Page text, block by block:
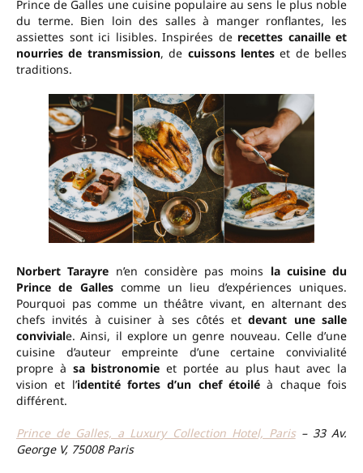
Prince de Galles une cuisine populaire au sens le plus noble
du terme. Bien loin des salles à manger ronflantes, les
assiettes sont ici lisibles. Inspirées de recettes canaille et
nourries de transmission, de cuissons lenteset de belles
traditions.
Norbert Tarayre n’en considère pas moins la cuisine du
Prince de Gallescomme un lieu d’expériences uniques.
Pourquoi pas comme un théâtre vivant, en alternant des
chefs invités à cuisiner à ses côtés etdevant une salle
conviviale. Ainsi, il explore un genre nouveau. Celle d’une
cuisine d’auteur empreinte d’une certaine convivialité
propre à sa bistronomie et portée au plus haut avec la
vision et l’identité fortes d’un chef étoilé à chaque fois
différent.
Prince de Galles, a Luxury Collection Hotel, Paris– 33 Av.
George V, 75008 Paris